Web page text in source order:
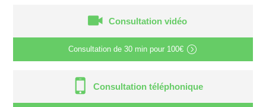
Consultation vidéo
Consultation de 30 min pour 100€
Consultation téléphonique